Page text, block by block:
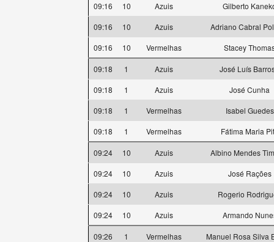
09:16
10 Azuis
Gilberto
09:16
10 Azuis
Adriano Cabral
09:16
10 Vermelhas Stacey
09:18 1 Azuis
José Luís
09:18
1 Azuis
José Cunha
09:18
1 Vermelhas
Isabel Guedes
09:18
1 Vermelhas Fátima Maria
09:24 10 Azuis
Albino Mendes
09:24
10 Azuis
José Rações
09:24
10 Azuis
Rogerio
09:24
10 Azuis Armando
09:26 1 Vermelhas
Manuel Rosa Silva